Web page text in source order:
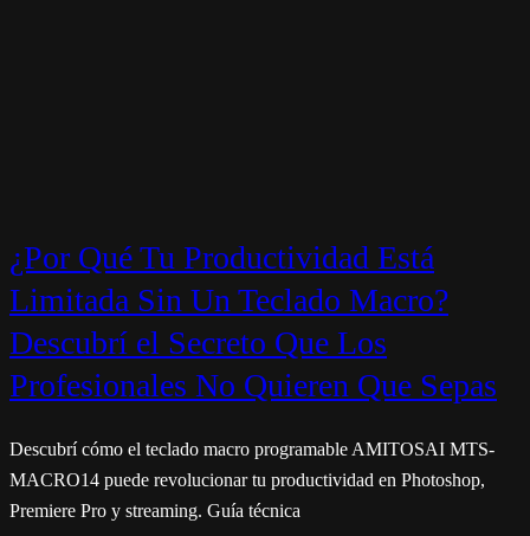
¿Por Qué Tu Productividad Está
Limitada Sin Un Teclado Macro?
Descubrí el Secreto Que Los
Profesionales No Quieren Que Sepas
Descubrí cómo el teclado macro programable AMITOSAI MTS-
MACRO14 puede revolucionar tu productividad en Photoshop,
Premiere Pro y streaming. Guía técnica